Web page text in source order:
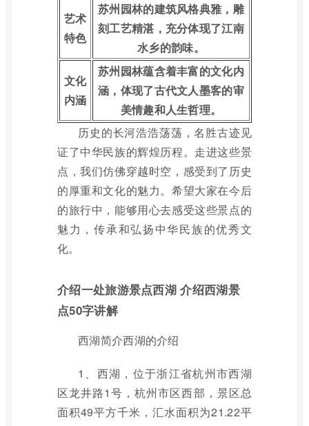
艺术
特色
苏州园林的建筑风格典雅，雕
刻工艺精湛，充分体现了江南
水乡的韵味。
文化
内涵
苏州园林蕴含着丰富的文化内
涵，体现了古代文人墨客的审
美情趣和人生哲理。
历史的长河浩浩荡荡，名胜古迹见
证了中华民族的辉煌历程。走进这些景
点，我们仿佛穿越时空，感受到了历史
的厚重和文化的魅力。希望大家在今后
的旅行中，能够用心去感受这些景点的
魅力，传承和弘扬中华民族的优秀文
化。
介绍一处旅游景点西湖 介绍西湖景
点50字讲解
西湖简介西湖的介绍
1、西湖，位于浙江省杭州市西湖
区龙井路1号，杭州市区西部，景区总
面积49平方千米，汇水面积为21.22平